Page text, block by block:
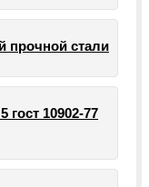
прочной стали
10902-77